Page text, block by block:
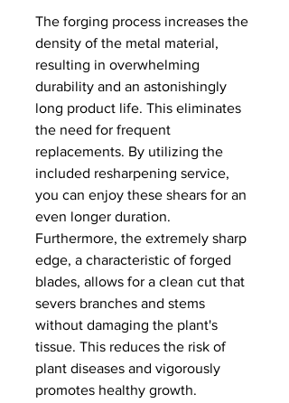
The forging process increases the
density of the metal material,
resulting in overwhelming
durability and an astonishingly
long product life. This eliminates
the need for frequent
replacements. By utilizing the
included resharpening service,
you can enjoy these shears for an
even longer duration.
Furthermore, the extremely sharp
edge, a characteristic of forged
blades, allows for a clean cut that
severs branches and stems
without damaging the plant's
tissue. This reduces the risk of
plant diseases and vigorously
promotes healthy growth.